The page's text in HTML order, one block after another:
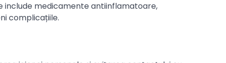
include medicamente antiinflamatoare,
complicațiile.